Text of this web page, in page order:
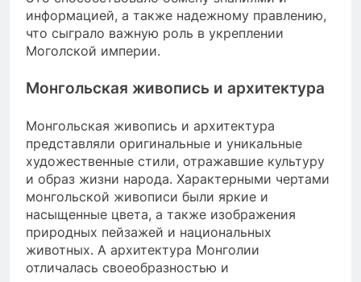
информацией, а также надежному правлению,
что сыграло важную роль в укреплении
Моголской империи.
Монгольская живопись и архитектура
Монгольская живопись и архитектура
представляли оригинальные и уникальные
художественные стили, отражавшие культуру
и образ жизни народа. Характерными чертами
монгольской живописи были яркие и
насыщенные цвета, а также изображения
природных пейзажей и национальных
животных. А архитектура Монголии
отличалась своеобразностью и